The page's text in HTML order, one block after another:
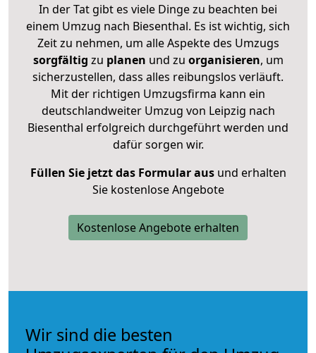
In der Tat gibt es viele Dinge zu beachten bei
einem Umzug nach Biesenthal. Es ist wichtig, sich
Zeit zu nehmen, um alle Aspekte des Umzugs
sorgfältig zu planen und zu organisieren, um
sicherzustellen, dass alles reibungslos verläuft.
Mit der richtigen Umzugsfirma kann ein
deutschlandweiter Umzug von Leipzig nach
Biesenthal erfolgreich durchgeführt werden und
dafür sorgen wir.
Füllen Sie jetzt das Formular ausund erhalten
Sie kostenlose Angebote
Kostenlose Angebote erhalten
Wir sind die besten